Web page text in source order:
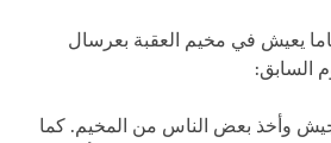
رجل عمره 35 عاما يعيش في مخيم العقبة بعرسال
السابق:
وأخذ بعض الناس من المخيم. كما